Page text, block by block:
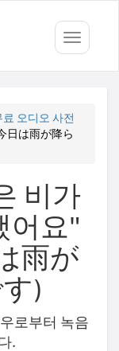
Toggle
료 오디오 사전
日は雨が降ら
비가
어요"
雨が
)
로부터 녹음
.